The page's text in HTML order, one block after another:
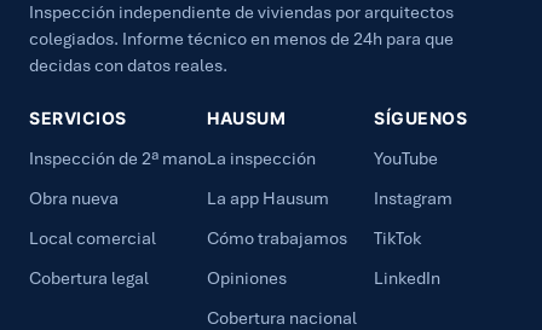
Inspección independiente de viviendas por arquitectos
colegiados. Informe técnico en menos de 24h para que
decidas con datos reales.
SERVICIOS
Inspección de 2ª mano
Obra nueva
Local comercial
Cobertura legal
HAUSUM
La inspección
La app Hausum
Cómo trabajamos
Opiniones
Cobertura nacional
SÍGUENOS
YouTube
Instagram
TikTok
LinkedIn